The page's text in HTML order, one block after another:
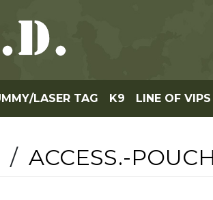
LASER TAG K9 LINE OF VIPS
/ ACCESS.-